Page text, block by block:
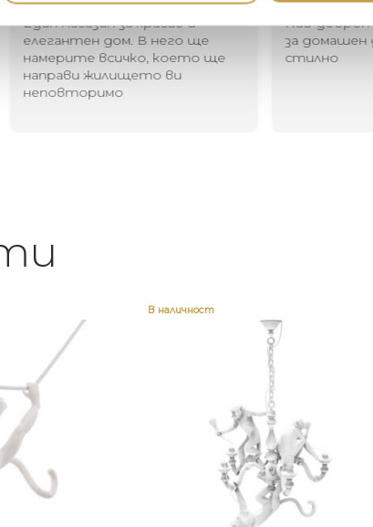
Един магазин за красив и
елегантен дом. В него ще
намерите всичко, което ще
направи жилището ви
неповторимо
Най-
за домашен
стилно
В наличност